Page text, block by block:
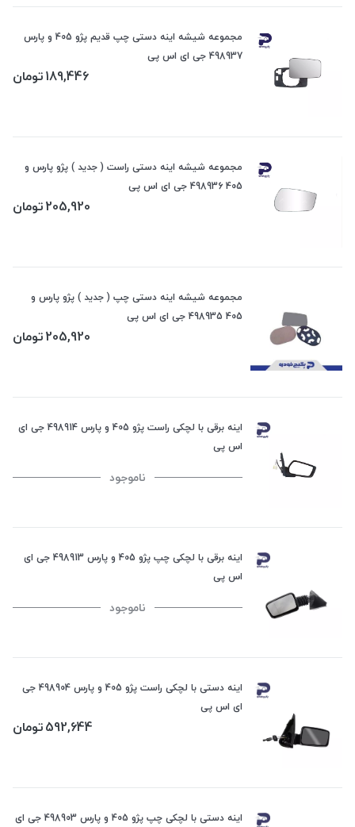
مجموعه شیشه اینه دستی چپ قدیم پژو 405 و پارس
498937 جی ای اس پی
189,446تومان
مجموعه شیشه اینه دستی راست ( جدید ) پژو پارس و
405 498936 جی ای اس پی
205,920تومان
مجموعه شیشه اینه دستی چپ ( جدید ) پژو پارس و
405 498935 جی ای اس پی
205,920تومان
اینه برقی با لچکی راست پژو 405 و پارس 498914 جی ای
اس پی
ناموجود
اینه برقی با لچکی چپ پژو 405 و پارس 498913 جی ای
اس پی
ناموجود
اینه دستی با لچکی راست پژو 405 و پارس 498904 جی
ای اس پی
592,644تومان
اینه دستی با لچکی چپ پژو 405 و پارس 498903 جی ای